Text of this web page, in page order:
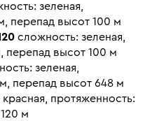
зеленая,
перепад высот 100 м
сложность: зеленая,
перепад высот 100 м
зеленая,
перепад высот 648 м
протяженность:
м